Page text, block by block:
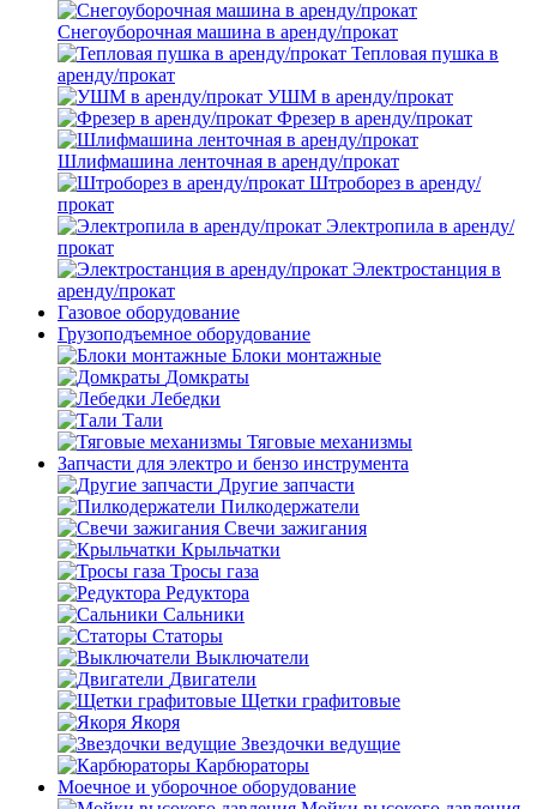
Снегоуборочная машина в аренду/прокат
Тепловая пушка в
аренду/прокат
УШМ в аренду/прокат
Фрезер в аренду/прокат
Шлифмашина ленточная в аренду/прокат
Штроборез в аренду/
прокат
Электропила в аренду/
прокат
Электростанция в
аренду/прокат
Газовое оборудование
Грузоподъемное оборудование
Блоки монтажные
Домкраты
Лебедки
Тали
Тяговые механизмы
Запчасти для электро и бензо инструмента
Другие запчасти
Пилкодержатели
Свечи зажигания
Крыльчатки
Тросы газа
Редуктора
Сальники
Статоры
Выключатели
Двигатели
Щетки графитовые
Якоря
Звездочки ведущие
Карбюраторы
Моечное и уборочное оборудование